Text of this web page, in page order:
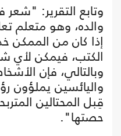
وتابع التقرير: "شعر
والده، وهو متعلم
إذا كان من الممكن
الكتب، فيمكن لأي
وبالتالي، فإن
واليائسين يملؤون
قِبل المحتالين
حصتها".